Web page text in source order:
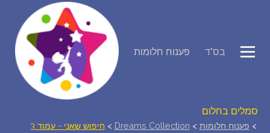
פענוח חלומות בס"ד
סמלים בחלום
> פענוח חלומות >
Dreams Collection
> חיפוש שאני - עמוד 3